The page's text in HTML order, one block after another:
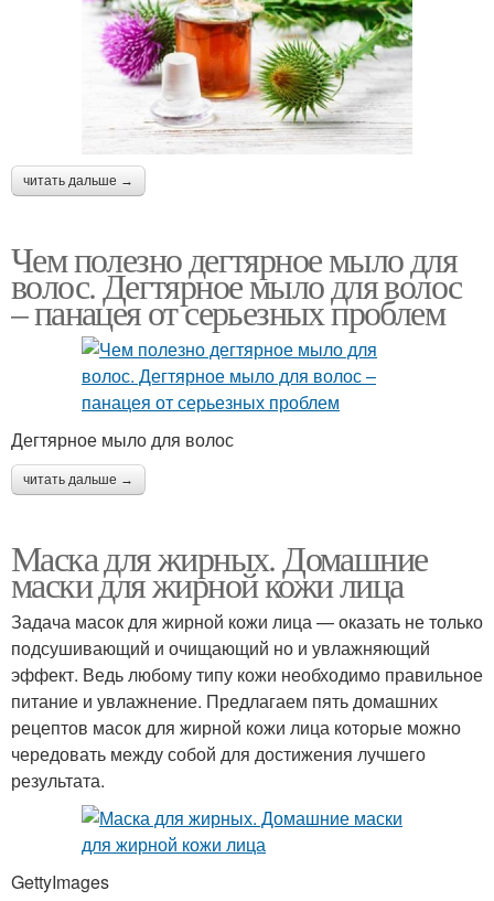
читать дальше →
Чем полезно дегтярное мыло для
волос. Дегтярное мыло для волос
– панацея от серьезных проблем
Дегтярное мыло для волос
читать дальше →
Маска для жирных. Домашние
маски для жирной кожи лица
Задача масок для жирной кожи лица — оказать не только
подсушивающий и очищающий но и увлажняющий
эффект. Ведь любому типу кожи необходимо правильное
питание и увлажнение. Предлагаем пять домашних
рецептов масок для жирной кожи лица которые можно
чередовать между собой для достижения лучшего
результата.
GettyImages